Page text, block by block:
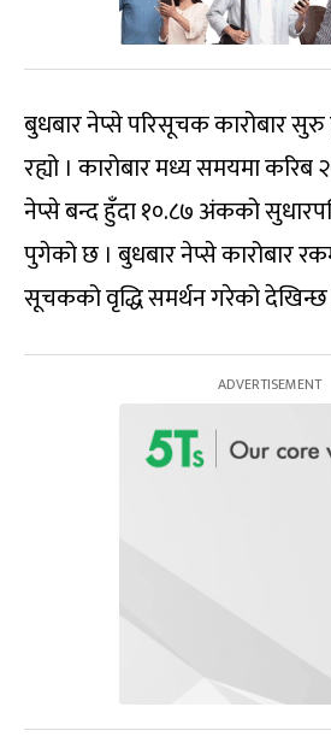
बुधबार नेप्से परिसूचक कारोबार
रह्यो । कारोबार मध्य समयमा
नेप्से बन्द हुँदा १०.८७ अंकको
पुगेको छ । बुधबार नेप्से कारोबार
सूचकको वृद्धि समर्थन गरेको देखिन्छ